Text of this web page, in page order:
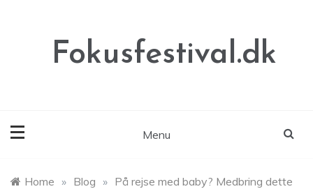
Fokusfestival.dk
Menu
Home » Blog » På rejse med baby? Medbring dette